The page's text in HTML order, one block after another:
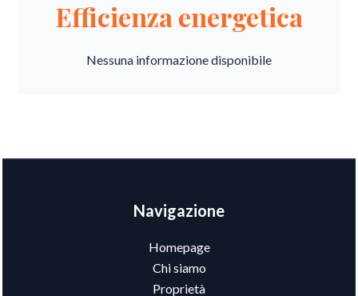
Efficienza energetica
Nessuna informazione disponibile
Navigazione
Homepage
Chi siamo
Proprietà